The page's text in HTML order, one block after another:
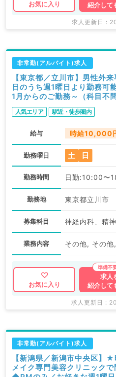
お気に入り
紹介して
求人更新日 :
非常勤(アルバイト)求人
【東京都／立川市】男性外
日のうち週1曜日より勤務
1月からのご勤務～（科目不
人気エリア 駅近・徒歩圏内
給与 時給10,000
勤務曜日 土 日
勤務時間 日勤:10:00〜
勤務地 東京都立川市
募集科目
業務内容 その他, その
お気に入り
求人
紹介して
求人更新日 :
非常勤(アルバイト)求人
【新潟県／新潟市中央区】
メイク専門美容クリニック